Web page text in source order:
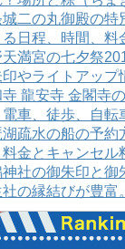
城二の丸御殿の特
る日程、時間、料
満宮の七夕祭
やライトアップ
龍安寺 金閣寺
電車、徒歩、自転
湖疏水の船の予約
料金とキャンセル
社の御朱印と御
の縁結びが豊富